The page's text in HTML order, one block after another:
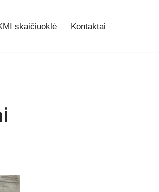
skaičiuoklė Kontaktai